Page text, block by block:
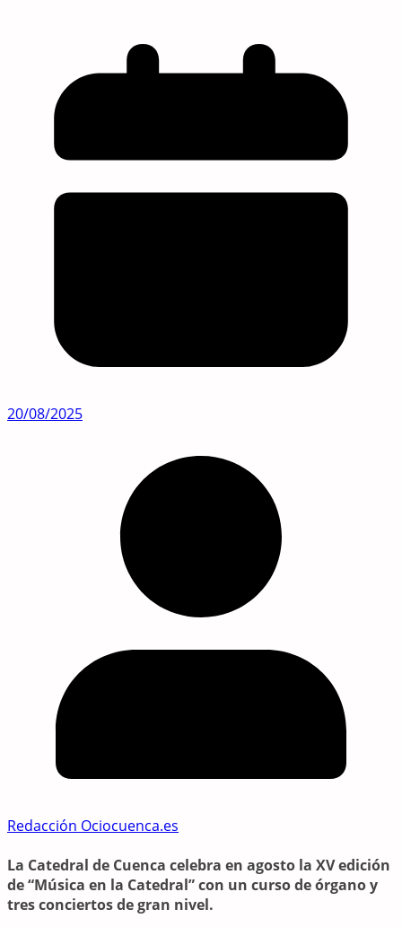
20/08/2025
Redacción Ociocuenca.es
La Catedral de Cuenca celebra en agosto la XV edición
de “Música en la Catedral” con un curso de órgano y
tres conciertos de gran nivel.